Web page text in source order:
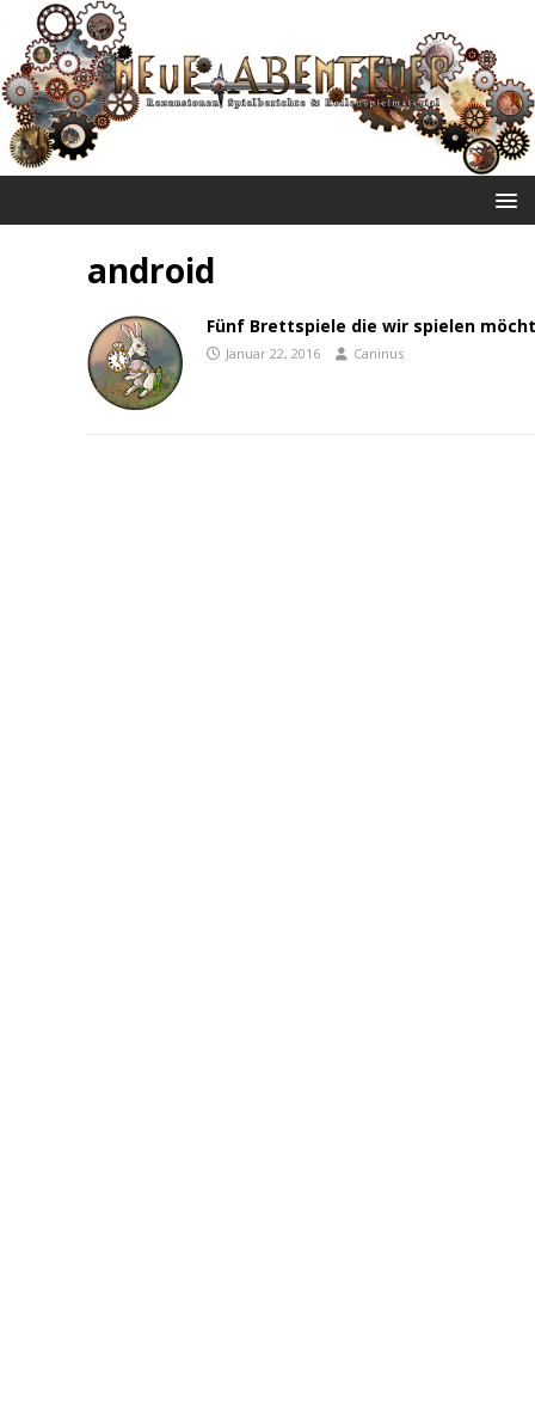
android
Fünf Brettspiele die wir spielen
Januar 22, 2016 Caninus